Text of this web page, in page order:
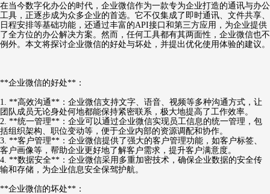
在当今数字化办公的时代，企业微信作为一款专为企业打造的通讯与办公
工具，正逐步成为众多企业的首选。它不仅集成了即时通讯、文件共享、
日程安排等基础功能，还通过丰富的API接口和第三方应用，为企业提供
了全方位的办公解决方案。然而，任何工具都有其两面性，企业微信也不
例外。本文将探讨企业微信的好处与坏处，并提出优化使用体验的建议。
**企业微信的好处**：
1. **高效沟通**：企业微信支持文字、语音、视频等多种沟通方式，让
团队成员无论身处何地都能保持紧密联系，极大地提高了工作效率。
2. **统一管理**：企业可以通过企业微信实现员工信息的统一管理，包
括组织架构、职位变动等，便于企业内部的资源调配和协作。
3. **客户管理**：企业微信提供了强大的客户管理功能，如客户标签、
客户画像等，帮助企业更好地了解客户需求，提升客户满意度。
4. **数据安全**：企业微信采用多重加密技术，确保企业数据的安全传
输和存储，为企业信息安全保驾护航。
**企业微信的坏处**：